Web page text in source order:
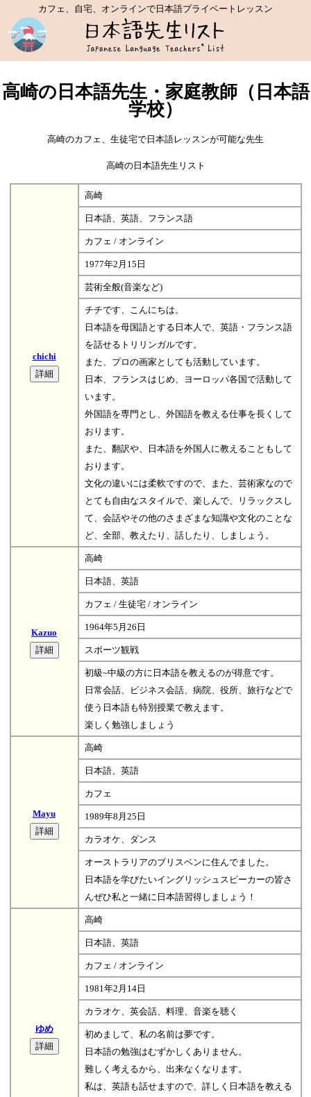
カフェ、自宅、オンラインで日本語プライベートレッスン
高崎の日本語先生・家庭教師（日本語
学校）
高崎のカフェ、生徒宅で日本語レッスンが可能な先生
高崎の日本語先生リスト
chichi
高崎
日本語、英語、フランス語
カフェ / オンライン
1977年2月15日
芸術全般(音楽など)
チチです、こんにちは。
日本語を母国語とする日本人で、英語・フランス語
を話せるトリリンガルです。
また、プロの画家としても活動しています。
日本、フランスはじめ、ヨーロッパ各国で活動して
います。
外国語を専門とし、外国語を教える仕事を長くして
おります。
また、翻訳や、日本語を外国人に教えることもして
おります。
文化の違いには柔軟ですので、また、芸術家なので
とても自由なスタイルで、楽しんで、リラックスし
て、会話やその他のさまざまな知識や文化のことな
ど、全部、教えたり、話したり、しましょう。
Kazuo
高崎
日本語、英語
カフェ / 生徒宅 / オンライン
1964年5月26日
スポーツ観戦
初級~中級の方に日本語を教えるのが得意です。
日常会話、ビジネス会話、病院、役所、旅行などで
使う日本語も特別授業で教えます。
楽しく勉強しましょう
Mayu
高崎
日本語、英語
カフェ
1989年8月25日
カラオケ、ダンス
オーストラリアのブリスベンに住んでました。
日本語を学びたいイングリッシュスピーカーの皆さ
んぜひ私と一緒に日本語習得しましょう！
ゆめ
高崎
日本語、英語
カフェ / オンライン
1981年2月14日
カラオケ、英会話、料理、音楽を聴く
初めまして、私の名前は夢です。
日本語の勉強はむずかしくありません。
難しく考えるから、出来なくなります。
私は、英語も話せますので、詳しく日本語を教える